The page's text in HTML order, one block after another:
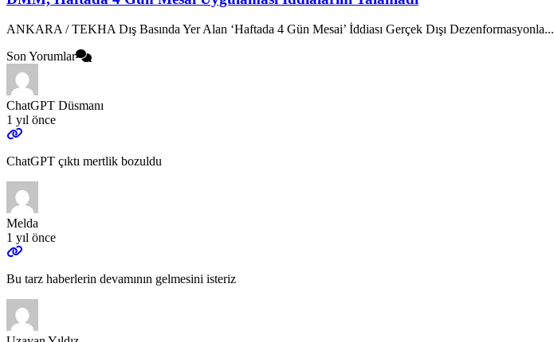
ANKARA / TEKHA Dış Basında Yer Alan ‘Haftada 4 Gün Mesai’ İddiası Gerçek Dışı Dezenformasyonla...
Son Yorumlar
ChatGPT Düsmanı
1 yıl önce
ChatGPT çıktı mertlik bozuldu
Melda
1 yıl önce
Bu tarz haberlerin devamının gelmesini isteriz